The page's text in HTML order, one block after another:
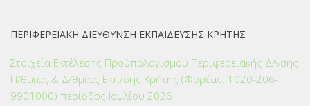
ΠΕΡΙΦΕΡΕΙΑΚΗ ΔΙΕΥΘΥΝΣΗ ΕΚΠΑΙΔΕΥΣΗΣ ΚΡΗΤΗΣ
Στοιχεία Εκτέλεσης Προϋπολογισμού Περιφερειακής Δ/νσης
Π/θμιας & Δ/θμιας Εκπ/σης Κρήτης (Φορέας: 1020-206-
9901000) περίοδος Ιουλίου 2026